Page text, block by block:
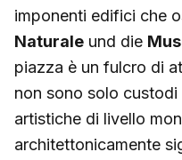
imponenti edifici che
Naturale und die
piazza è un fulcro di
non sono solo
artistiche di livello
architettonicamente